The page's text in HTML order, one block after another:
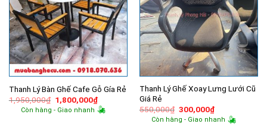
Thanh Lý Bàn Ghế Cafe Gỗ Gía Rẻ
1,950,000₫ Giá
gốc
là:
1,800,000₫Giá
hiện
tại
Còn hàng - Giao nhanh
Thanh Lý Ghế Xoay Lưng Lưới Cũ
Giá Rẻ
550,000₫ Giá
gốc
là:
300,000₫Giá
hiện
tại
Còn hàng - Giao nhanh